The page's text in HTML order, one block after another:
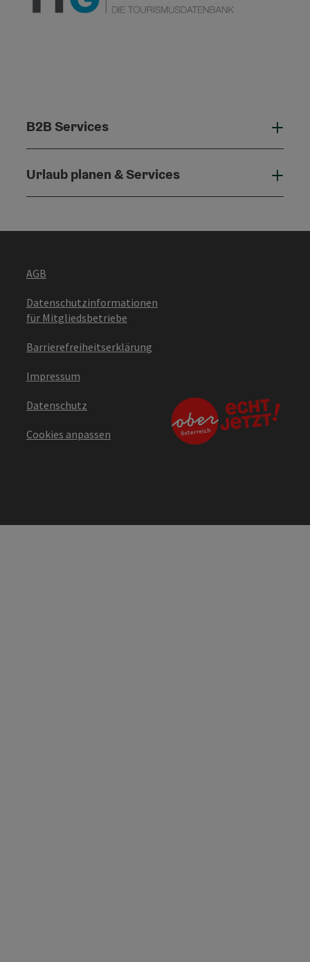
B2B Services
Urlaub planen & Services
AGB
Datenschutzinformationen
für Mitgliedsbetriebe
Barrierefreiheitserklärung
Impressum
Datenschutz
Cookies anpassen